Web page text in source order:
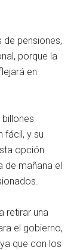
pensiones,
porque la
en
fácil, y su
opción
de mañana el
retirar una
el gobierno,
que con los